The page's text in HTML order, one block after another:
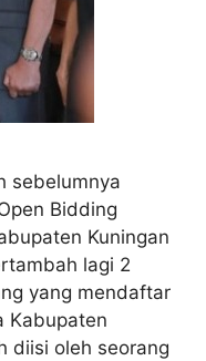
sebelumnya
Bidding
Kuningan
lagi 2
yang mendaftar
Kabupaten
diisi oleh seorang